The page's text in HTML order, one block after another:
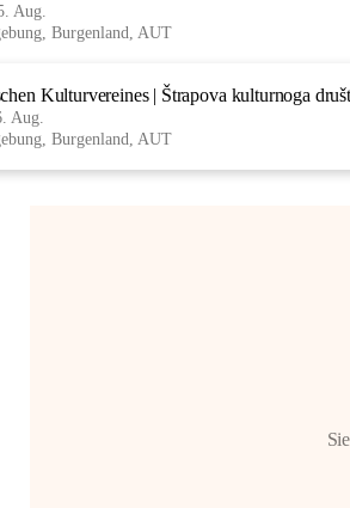
Aug.
Burgenland, AUT
Kulturvereines | Štrapova kulturnoga
Aug.
Burgenland, AUT